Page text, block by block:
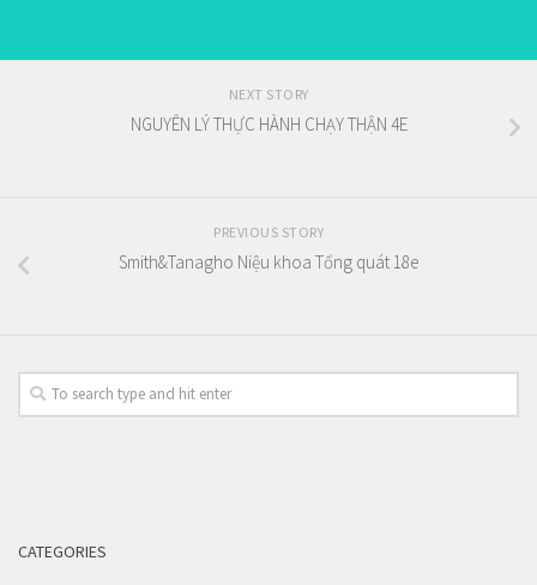
NEXT STORY
NGUYÊN LÝ THỰC HÀNH CHẠY THẬN 4E
PREVIOUS STORY
Smith&Tanagho Niệu khoa Tổng quát 18e
CATEGORIES